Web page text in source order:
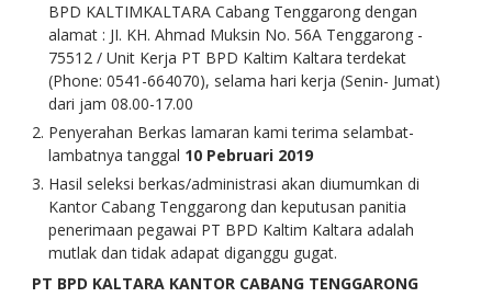
BPD KALTIMKALTARA Cabang Tenggarong dengan
alamat : JI. KH. Ahmad Muksin No. 56A Tenggarong -
75512 / Unit Kerja PT BPD Kaltim Kaltara terdekat
(Phone: 0541-664070), selama hari kerja (Senin- Jumat)
dari jam 08.00-17.00
Penyerahan Berkas lamaran kami terima selambat-
lambatnya tanggal 10 Pebruari 2019
Hasil seleksi berkas/administrasi akan diumumkan di
Kantor Cabang Tenggarong dan keputusan panitia
penerimaan pegawai PT BPD Kaltim Kaltara adalah
mutlak dan tidak adapat diganggu gugat.
PT BPD KALTARA KANTOR CABANG TENGGARONG